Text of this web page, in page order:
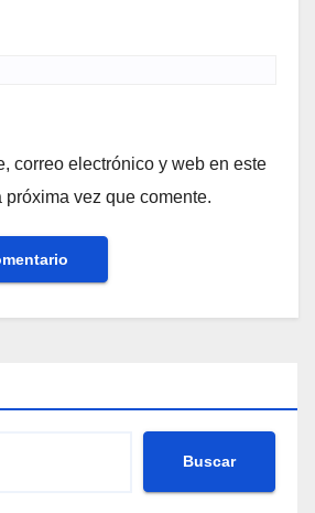
correo electrónico y web en este
próxima vez que comente.
Buscar